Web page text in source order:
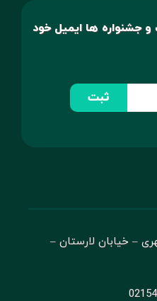
جشنواره ها ایمیل خود
ثبت
– خیابان لارستان –